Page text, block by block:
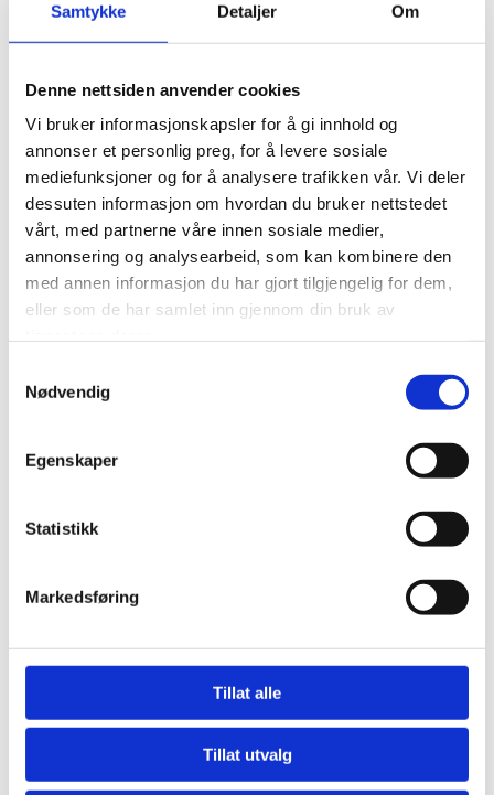
Samtykke Detaljer Om
Denne nettsiden anvender cookies
Vi bruker informasjonskapsler for å gi innhold og
annonser et personlig preg, for å levere sosiale
mediefunksjoner og for å analysere trafikken vår. Vi deler
dessuten informasjon om hvordan du bruker nettstedet
vårt, med partnerne våre innen sosiale medier,
annonsering og analysearbeid, som kan kombinere den
med annen informasjon du har gjort tilgjengelig for dem,
eller som de har samlet inn gjennom din bruk av
Nødvendig
Egenskaper
Statistikk
Markedsføring
Tillat alle
Tillat utvalg
SEND OSS EN UFORPLIKTENDE
Våre kontorer i Oslo
Adresse:Nesbruveien 33 A, 1396 Billingstad.
Våre kontorer i Tønsberg
Wirgenes vei 1, 3157 Barkåker.